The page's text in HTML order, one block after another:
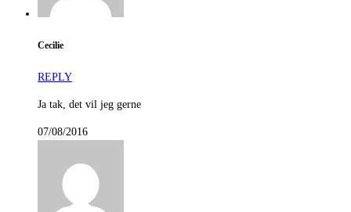
Cecilie
REPLY
Ja tak, det vil jeg gerne
07/08/2016